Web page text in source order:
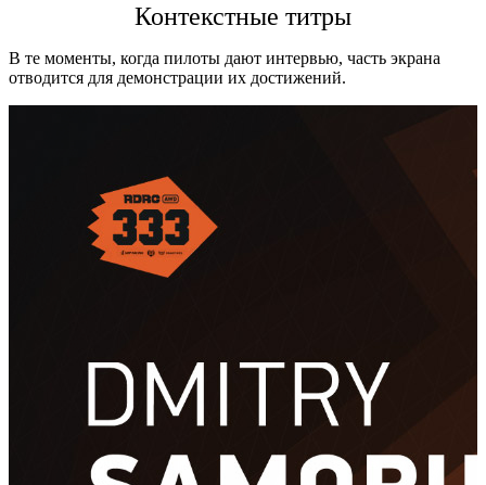
Контекстные титры
В те моменты, когда пилоты дают интервью, часть экрана
отводится для демонстрации их достижений.